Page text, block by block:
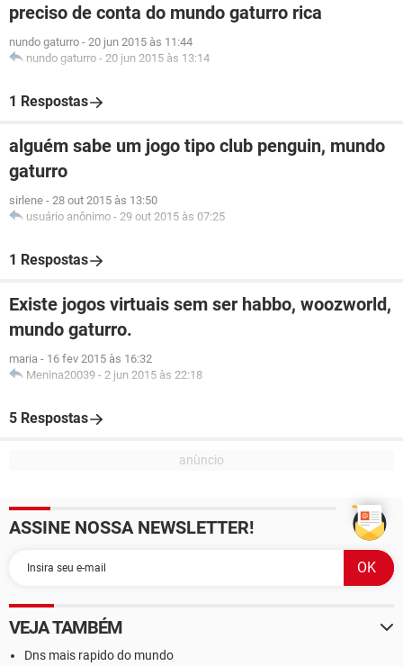
preciso de conta do mundo gaturro rica
nundo gaturro - 20 jun 2015 às 11:44
nundo gaturro - 20 jun 2015 às 13:14
1 Respostas
alguém sabe um jogo tipo club penguin, mundo
gaturro
sirlene - 28 out 2015 às 13:50
usuário anônimo - 29 out 2015 às 07:25
1 Respostas
Existe jogos virtuais sem ser habbo, woozworld,
mundo gaturro.
maria - 16 fev 2015 às 16:32
Menina20039 - 2 jun 2015 às 22:18
5 Respostas
ASSINE NOSSA NEWSLETTER!
VEJA TAMBÉM
Dns mais rapido do mundo